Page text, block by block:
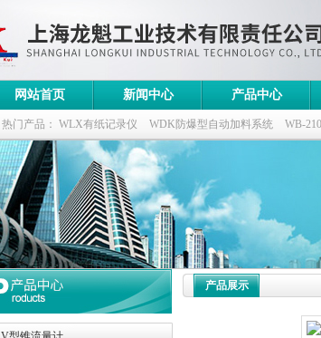
网站首页 新闻中心 产品中心
热门产品： WLX有纸记录仪 WDK防爆型自动加料系统 WB-
WDK流量定量控制柜 WB-2100定量装车控制仪
产品展示